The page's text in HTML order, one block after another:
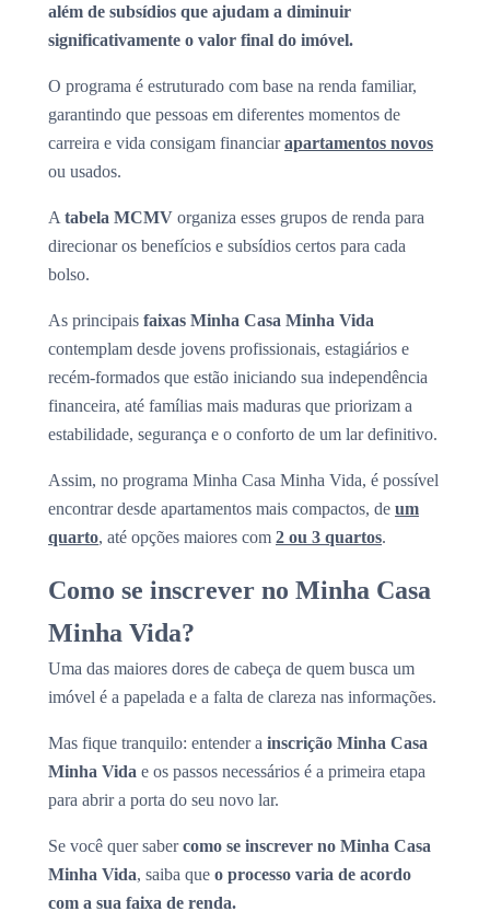
além de subsídios que ajudam a diminuir
significativamente o valor final do imóvel.
O programa é estruturado com base na renda familiar,
garantindo que pessoas em diferentes momentos de
carreira e vida consigam financiarapartamentos novos
ou usados.
A tabela MCMV organiza esses grupos de renda para
direcionar os benefícios e subsídios certos para cada
bolso.
As principais faixas Minha Casa Minha Vida
contemplam desde jovens profissionais, estagiários e
recém-formados que estão iniciando sua independência
financeira, até famílias mais maduras que priorizam a
estabilidade, segurança e o conforto de um lar definitivo.
Assim, no programa Minha Casa Minha Vida, é possível
encontrar desde apartamentos mais compactos, de um
quarto, até opções maiores com 2 ou 3 quartos.
Como se inscrever no Minha Casa
Minha Vida?
Uma das maiores dores de cabeça de quem busca um
imóvel é a papelada e a falta de clareza nas informações.
Mas fique tranquilo: entender a inscrição Minha Casa
Minha Vida e os passos necessários é a primeira etapa
para abrir a porta do seu novo lar.
Se você quer sabercomo se inscrever no Minha Casa
Minha Vida, saiba que o processo varia de acordo
com a sua faixa de renda.